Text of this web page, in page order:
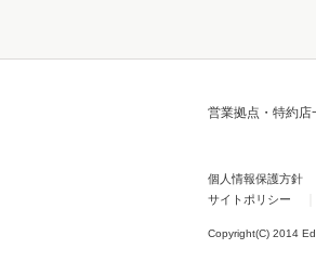
営業拠点・特約店
個人情報保護方針
サイトポリシー
Copyright(C) 2014